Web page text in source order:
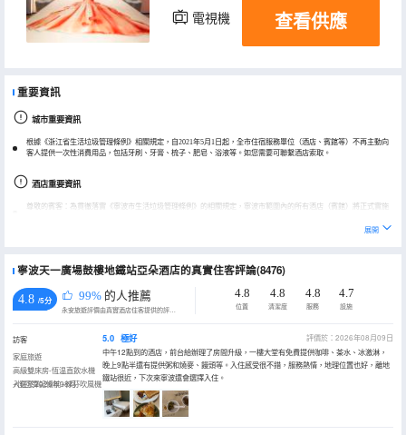
電視機 冰箱
查看供應
重要資訊
城市重要資訊
根據《浙江省生活垃圾管理條例》相關規定，自2021年5月1日起，全市住宿服務單位（酒店、賓館等）不再主動向
客人提供一次性消費用品，包括牙刷、牙膏、梳子、肥皂、浴液等。如您需要可聯繫酒店索取。
酒店重要資訊
尊敬的賓客：為貫徹落實《寧波市生活垃圾管理條例》的相關規定，寧波市範圍內的所有酒店（賓館）將正式實施
浴帽、浴花、梳子、火柴、擦鞋紙等10類一次性用品，同時根據客房實際入住人數限量提供牙膏、牙刷、拖鞋、禮
展開
寧波天一廣場鼓樓地鐵站亞朵酒店的真實住客評論(8476)
4.8 /5分 99% 的人推薦
永安旅遊評價由真實酒店住客提供的評價。
4.8
位置
4.8
清潔度
4.8
服務
4.7
設施
訪客
家庭旅遊
高級雙床房-恆温直飲水機
+慢回彈記憶枕+徠芬吹風機
入住於2026年08月
5.0 極好
評價於：2026年08月09日
中午12點到的酒店，前台給辦理了房間升級，一樓大堂有免費提供咖啡、茶水、冰激淋，
晚上9點半還有提供粥和燒麥、饅頭等。入住感受很不錯，服務熱情，地理位置也好，離地
鐵站很近，下次來寧波還會選擇入住。